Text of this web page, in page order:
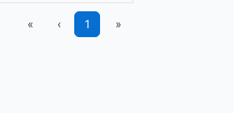
« ‹ 1 »